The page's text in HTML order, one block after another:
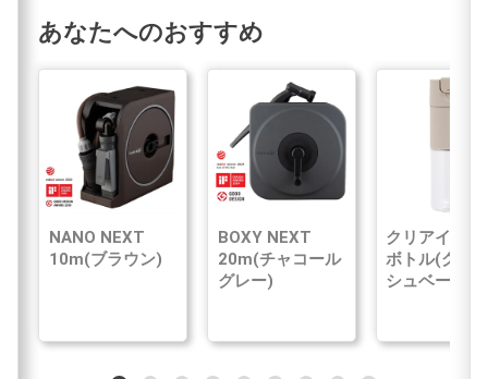
あなたへのおすすめ
NANO NEXT
10m(ブラウン)
BOXY NEXT
20m(チャコール
グレー)
クリアイン浄
ボトル(グレ
シュベージ